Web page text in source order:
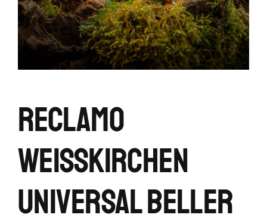
Reclamo
Weisskirchen
Universal Beller